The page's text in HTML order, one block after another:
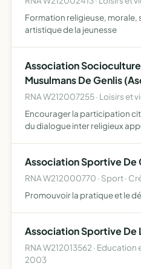
Formation religieuse, morale,
artistique de la jeunesse
Association
Musulmans De Genlis
RNA W212007255 · Loisirs et
Encourager la participation
du dialogue inter religieux
Association Sportive De
RNA W212000770 · Sport ·
Promouvoir la pratique et le
Association Sportive De
RNA W212013562 ·
2003